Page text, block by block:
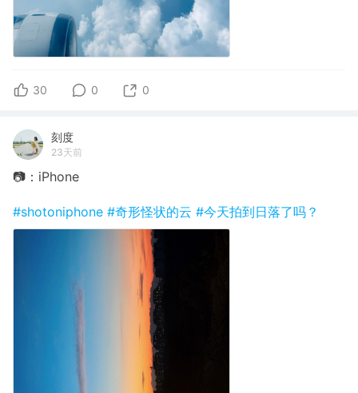
30 0 0
刻度
23天前
📷：iPhone
#shotoniphone #奇形怪状的云 #今天拍到日落了吗？